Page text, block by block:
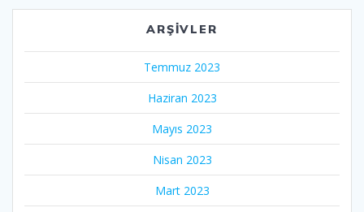
ARŞIVLER
Temmuz 2023
Haziran 2023
Mayıs 2023
Nisan 2023
Mart 2023